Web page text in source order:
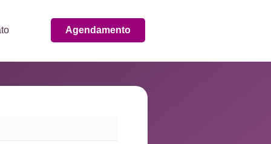
Agendamento